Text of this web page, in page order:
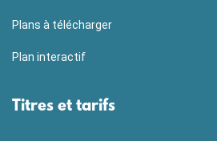
Plans à télécharger
Plan interactif
Titres et tarifs